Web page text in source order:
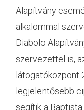
Alapítvány
alkalommal
Diabolo
szervezettel is,
látogatóközpont
legjelentősebb
segítik a